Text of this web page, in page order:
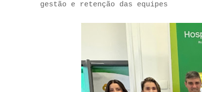
gestão e retenção das equipes